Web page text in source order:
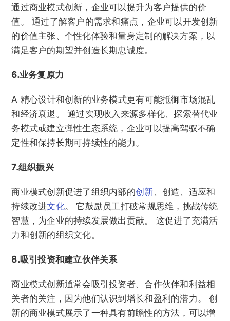
通过商业模式创新，企业可以提升为客户提供的价
值。 通过了解客户的需求和痛点，企业可以开发创新
的价值主张、个性化体验和量身定制的解决方案，以
满足客户的期望并创造长期忠诚度。
6.业务复原力
A 精心设计和创新的业务模式更有可能抵御市场混乱
和经济衰退。 通过实现收入来源多样化、探索替代业
务模式或建立弹性生态系统，企业可以提高驾驭不确
定性和保持长期可持续性的能力。
7.组织振兴
商业模式创新促进了组织内部的创新、创造、适应和
持续改进文化。 它鼓励员工打破常规思维，挑战传统
智慧，为企业的持续发展做出贡献。 这促进了充满活
力和创新的组织文化。
8.吸引投资和建立伙伴关系
商业模式创新通常会吸引投资者、合作伙伴和利益相
关者的关注，因为他们认识到增长和盈利的潜力。 创
新的商业模式展示了一种具有前瞻性的方法，可以增